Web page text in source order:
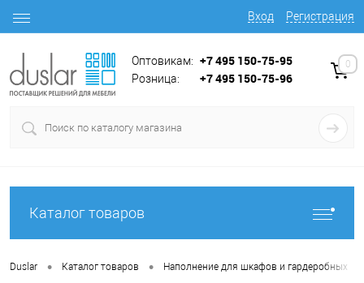
Вход Регистрация
Оптовикам: +7 495 150-75-95
Розница: +7 495 150-75-96
0
Каталог товаров
Duslar • Каталог товаров • Наполнение для шкафов и гардеробных